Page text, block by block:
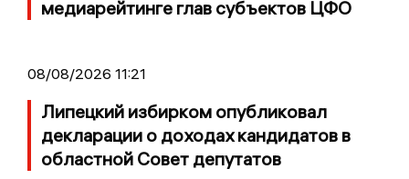
медиарейтинге глав субъектов ЦФО
08/08/2026 11:21
Липецкий избирком опубликовал
декларации о доходах кандидатов в
областной Совет депутатов